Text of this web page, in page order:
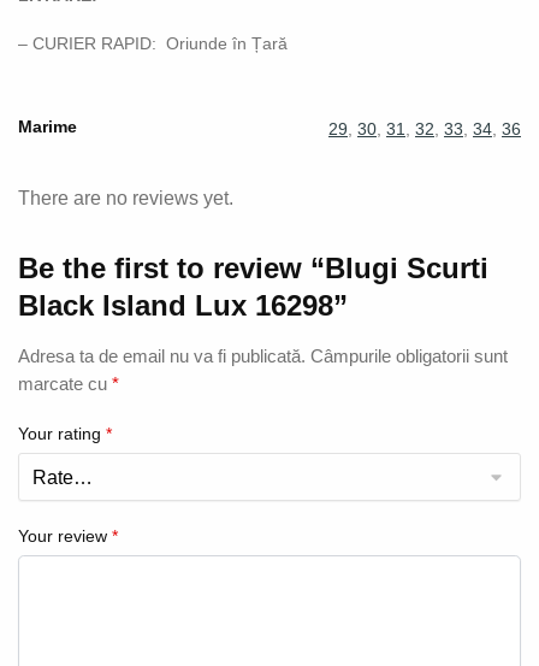
– CURIER RAPID: Oriunde în Țară
Marime 29, 30, 31, 32, 33, 34, 36
There are no reviews yet.
Be the first to review “Blugi Scurti
Black Island Lux 16298”
Adresa ta de email nu va fi publicată. Câmpurile obligatorii sunt
marcate cu *
Your rating *
Your review *